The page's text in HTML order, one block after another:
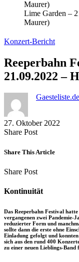
Lime Garden –
Maurer)
Konzert-Bericht
Reeperbahn
21.09.2022 –
Gaesteliste.de
27. Oktober 2022
Share PostShare
Facebook
Copy
to
Send
via
Share This Article
Share PostShare
Facebook
Copy
to
Send
via
Kontinuität
Das Reeperbahn Festival
vergangenen zwei Pandemie-
reduzierter Form und
sollte dann die erste ohne
Einladung gefolgt und
sich aus den rund 400
zu einer neuen Lieblings-Band